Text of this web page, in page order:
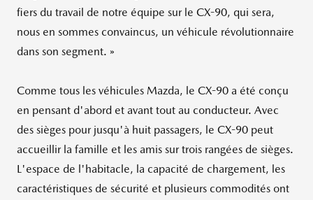
fiers du travail de notre équipe sur le CX-90, qui sera,
nous en sommes convaincus, un véhicule révolutionnaire
dans son segment. »
Comme tous les véhicules Mazda, le CX-90 a été conçu
en pensant d'abord et avant tout au conducteur. Avec
des sièges pour jusqu'à huit passagers, le CX-90 peut
accueillir la famille et les amis sur trois rangées de sièges.
L'espace de l'habitacle, la capacité de chargement, les
caractéristiques de sécurité et plusieurs commodités ont